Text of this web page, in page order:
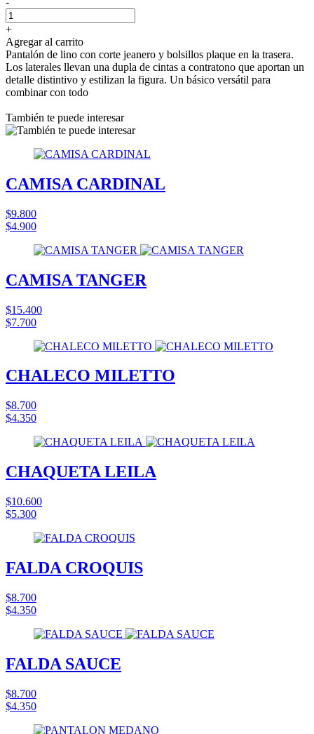
+
Agregar al carrito
Pantalón de lino con corte jeanero y bolsillos plaque en la trasera.
Los laterales llevan una dupla de cintas a contratono que aportan un
detalle distintivo y estilizan la figura. Un básico versátil para
combinar con todo
También te puede interesar
CAMISA CARDINAL
$9.800
$4.900
CAMISA TANGER
$15.400
$7.700
CHALECO MILETTO
$8.700
$4.350
CHAQUETA LEILA
$10.600
$5.300
FALDA CROQUIS
$8.700
$4.350
FALDA SAUCE
$8.700
$4.350